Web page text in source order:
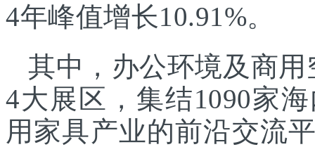
4年峰值增长10.91%。
其中，办公环境及商
4大展区，集结1090家
用家具产业的前沿交流